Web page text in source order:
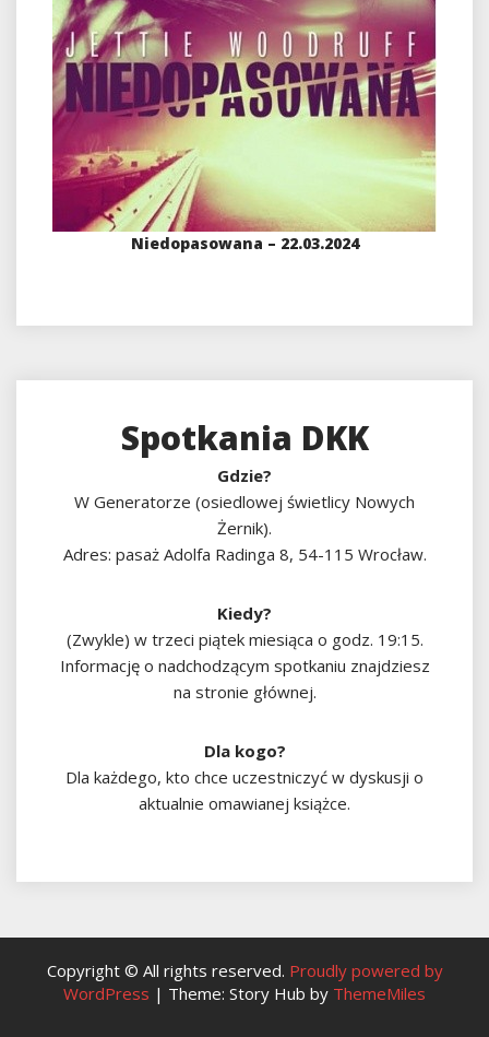
Niedopasowana – 22.03.2024
Spotkania DKK
Gdzie?
W Generatorze (osiedlowej świetlicy Nowych
Żernik).
Adres: pasaż Adolfa Radinga 8, 54-115 Wrocław.
Kiedy?
(Zwykle) w trzeci piątek miesiąca o godz. 19:15.
Informację o nadchodzącym spotkaniu znajdziesz
na stronie głównej.
Dla kogo?
Dla każdego, kto chce uczestniczyć w dyskusji o
aktualnie omawianej książce.
Copyright © All rights reserved. Proudly powered by
WordPress | Theme: Story Hub by ThemeMiles